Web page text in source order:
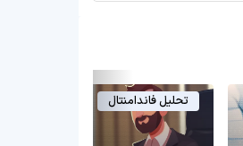
تحلیل فاندامنتال